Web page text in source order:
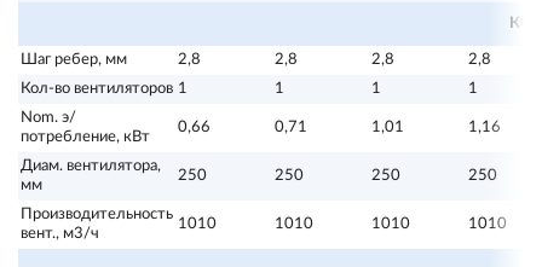
Шаг ребер, мм 2,8 2,8 2,8
2,8
Кол-во вентиляторов 1 1 1
1
Nom. э/
потребление, кВт
0,66 0,71 1,01 1,16
Диам. вентилятора,
мм
250 250 250 250
Производительность
вент., м3/ч
1010 1010 1010 1010